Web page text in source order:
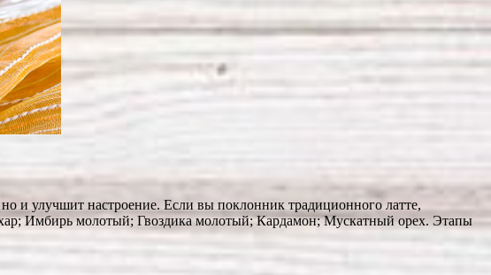
и улучшит настроение. Если вы поклонник традиционного латте,
Имбирь молотый; Гвоздика молотый; Кардамон; Мускатный орех. Этапы